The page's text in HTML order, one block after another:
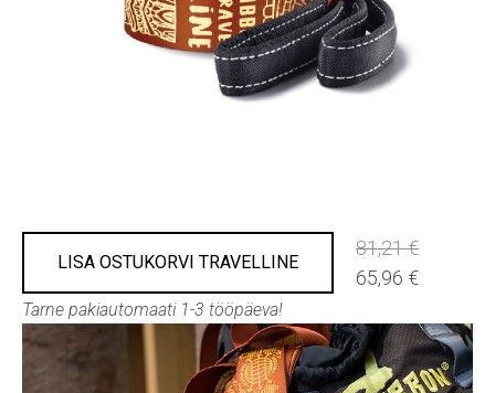
LISA OSTUKORVI TRAVELLINE
81,21 €
65,96 €
Tarne pakiautomaati 1-3 tööpäeva!